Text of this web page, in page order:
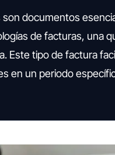
son documentos
de facturas, una
Este tipo de factura
en un periodo